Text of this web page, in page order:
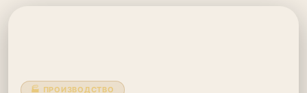
🏭 ПРОИЗВОДСТВО